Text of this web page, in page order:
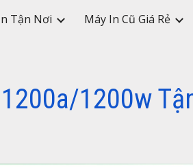
Skip to navigation
Tận Nơi Máy In Cũ Giá Rẻ
1200w